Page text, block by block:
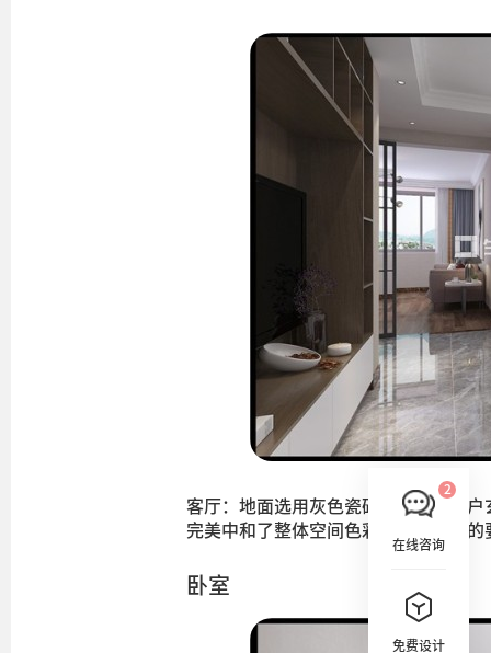
在线咨询
免费设计
客厅：地面选用灰色瓷砖相搭配，入
完美中和了整体空间色彩。根据客户
卧室